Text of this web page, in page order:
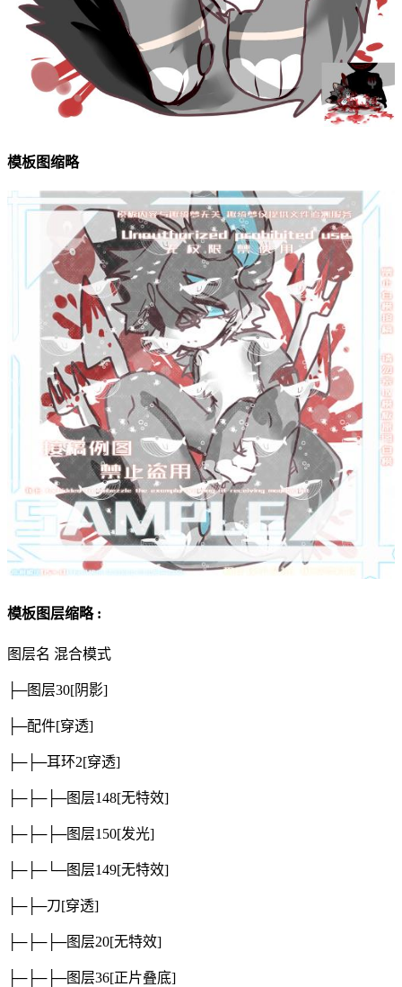
模板图缩略
模板图层缩略 :
图层名 混合模式
├─图层30[阴影]
├─配件[穿透]
├─├─耳环2[穿透]
├─├─├─图层148[无特效]
├─├─├─图层150[发光]
├─├─└─图层149[无特效]
├─├─刀[穿透]
├─├─├─图层20[无特效]
├─├─├─图层36[正片叠底]